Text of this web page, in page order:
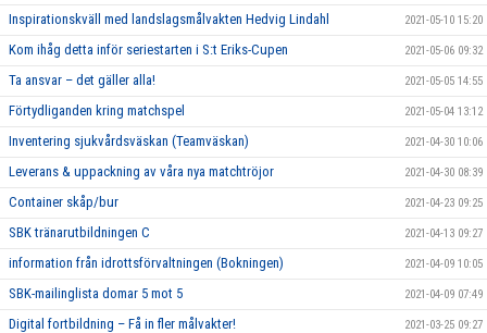
Inspirationskväll med landslagsmålvakten Hedvig Lindahl 2021-05-10 15:20
Kom ihåg detta inför seriestarten i S:t Eriks-Cupen 2021-05-06 09:32
Ta ansvar – det gäller alla! 2021-05-05 14:55
Förtydliganden kring matchspel 2021-05-04 13:12
Inventering sjukvårdsväskan (Teamväskan) 2021-04-30 10:06
Leverans & uppackning av våra nya matchtröjor 2021-04-30 08:39
Container skåp/bur 2021-04-23 09:25
SBK tränarutbildningen C 2021-04-13 09:27
information från idrottsförvaltningen (Bokningen) 2021-04-09 10:05
SBK-mailinglista domar 5 mot 5 2021-04-09 07:49
Digital fortbildning – Få in fler målvakter! 2021-03-25 09:27